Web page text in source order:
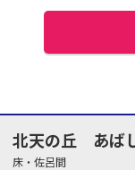
北天の丘 あば
床・佐呂間